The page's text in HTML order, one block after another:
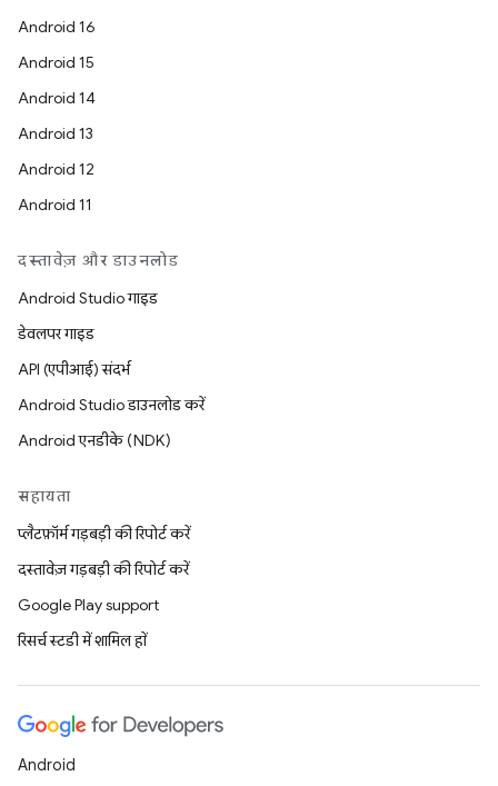
Android 16
Android 15
Android 14
Android 13
Android 12
Android 11
दस्तावेज़ और डाउनलोड
Android Studio गाइड
डेवलपर गाइड
API (एपीआई) संदर्भ
Android Studio डाउनलोड करें
Android एनडीके (NDK)
सहायता
प्लैटफ़ॉर्म गड़बड़ी की रिपोर्ट करें
दस्तावेज़ गड़बड़ी की रिपोर्ट करें
Google Play support
रिसर्च स्टडी में शामिल हों
Android